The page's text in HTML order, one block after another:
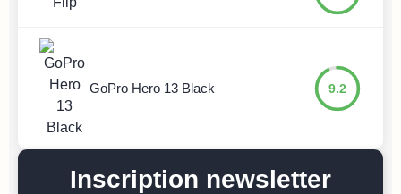
GoPro Hero 13 Black 9.2
Inscription newsletter